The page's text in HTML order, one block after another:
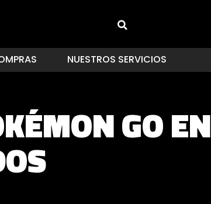
NUESTROS SERVICIOS
GO EN